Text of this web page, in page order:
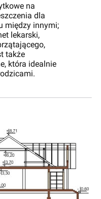
na
dla
między innymi;
lekarski,
także
która idealnie